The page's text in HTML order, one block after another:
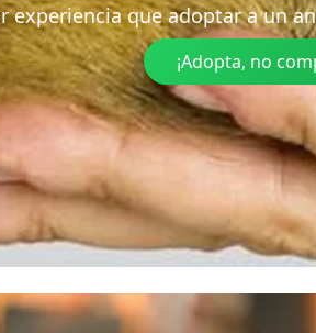
experiencia que adoptar a un
¡Adopta, no